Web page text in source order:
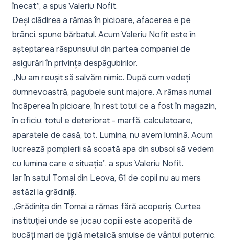
înecat”, a spus Valeriu Nofit.
Deși clădirea a rămas în picioare, afacerea e pe
brânci, spune bărbatul. Acum Valeriu Nofit este în
așteptarea răspunsului din partea companiei de
asigurări în privința despăgubirilor.
„Nu am reușit să salvăm nimic. După cum vedeți
dumnevoastră, pagubele sunt majore. A rămas numai
încăperea în picioare, în rest totul ce a fost în magazin,
în oficiu, totul e deteriorat - marfă, calculatoare,
aparatele de casă, tot. Lumina, nu avem lumină. Acum
lucrează pompierii să scoată apa din subsol să vedem
cu lumina care e situația”, a spus Valeriu Nofit.
Iar în satul Tomai din Leova, 61 de copii nu au mers
astăzi la grădiniță.
„Grădinița din Tomai a rămas fără acoperiș. Curtea
instituției unde se jucau copiii este acoperită de
bucăți mari de țiglă metalică smulse de vântul puternic.